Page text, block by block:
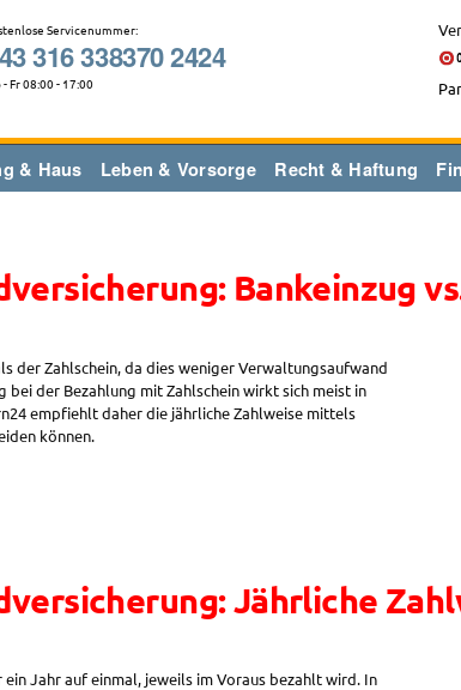
Servicenummer:
316 338370 2424
Fr 08:00 - 17:00
& Haus Leben & Vorsorge Recht & Haftung
Bankeinzug
der Zahlschein, da dies weniger Verwaltungsaufwand
der Bezahlung mit Zahlschein wirkt sich meist in
empfiehlt daher die jährliche Zahlweise mittels
können.
Jährliche
Jahr auf einmal, jeweils im Voraus bezahlt wird. In